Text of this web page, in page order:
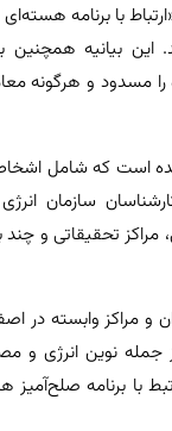
با برنامه هسته‌ای
بیانیه همچنین
و هرگونه
تحریم‌ها اضافه شده است که
سازمان انرژی
تحقیقاتی و چند
مراکز وابسته در
نوین انرژی و
با برنامه صلح‌آمیز